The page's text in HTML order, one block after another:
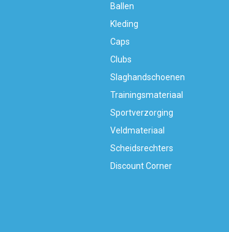
Ballen
Kleding
Caps
Clubs
Slaghandschoenen
Trainingsmateriaal
Sportverzorging
Veldmateriaal
Scheidsrechters
Discount Corner